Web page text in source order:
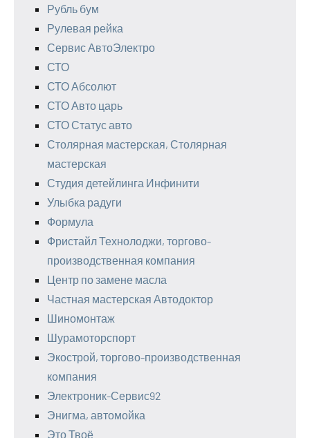
Рубль бум
Рулевая рейка
Сервис АвтоЭлектро
СТО
СТО Абсолют
СТО Авто царь
СТО Статус авто
Столярная мастерская, Столярная
мастерская
Студия детейлинга Инфинити
Улыбка радуги
Формула
Фристайл Технолоджи, торгово-
производственная компания
Центр по замене масла
Частная мастерская Автодоктор
Шиномонтаж
Шурамоторспорт
Экострой, торгово-производственная
компания
Электроник-Сервис92
Энигма, автомойка
Это Твоё